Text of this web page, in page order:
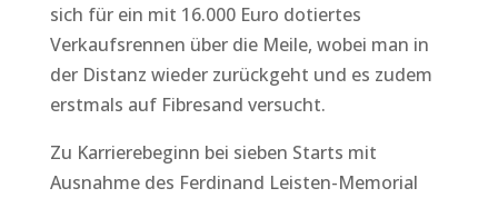
sich für ein mit 16.000 Euro dotiertes
Verkaufsrennen über die Meile, wobei man in
der Distanz wieder zurückgeht und es zudem
erstmals auf Fibresand versucht.
Zu Karrierebeginn bei sieben Starts mit
Ausnahme des Ferdinand Leisten-Memorial